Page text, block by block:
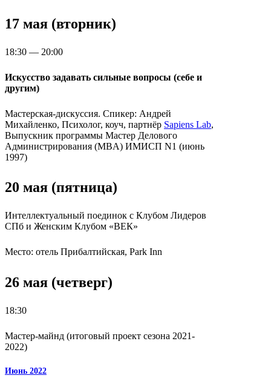
17 мая (вторник)
18:30 — 20:00
Искусство задавать сильные вопросы (себе и
другим)
Мастерская-дискуссия. Спикер: Андрей
Михайленко, Психолог, коуч, партнёр Sapiens Lab,
Выпускник программы Мастер Делового
Администрирования (MBA) ИМИСП N1 (июнь
1997)
20 мая (пятница)
Интеллектуальный поединок с Клубом Лидеров
СПб и Женским Клубом «ВЕК»
Место: отель Прибалтийская, Park Inn
26 мая (четверг)
18:30
Мастер-майнд (итоговый проект сезона 2021-
2022)
Июнь 2022